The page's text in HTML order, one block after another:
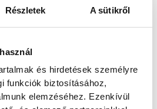
Részletek A sütikről
és hirdetések személyre
funkciók biztosításához,
elemzéséhez. Ezenkívül